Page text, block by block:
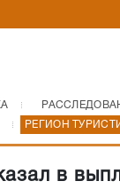
РЕГИОН
в